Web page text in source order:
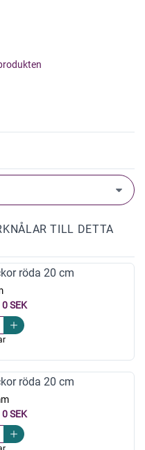
TILL DETTA
röda 20 cm
0 SEK
röda 20 cm
0 SEK